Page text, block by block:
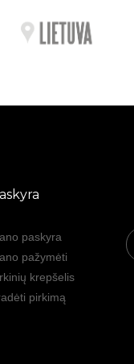
paskyra
pažymėti
krepšelis
pirkimą